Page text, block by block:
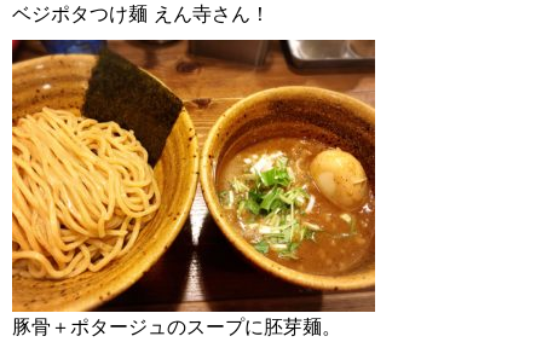
ベジポタつけ麺 えん寺さん！
豚骨＋ポタージュのスープに胚芽麺。